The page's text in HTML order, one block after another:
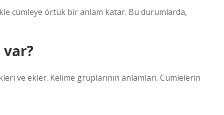
cümleye örtük bir anlam katar. Bu durumlarda,
var?
ve ekler. Kelime gruplarının anlamları. Cümlelerin